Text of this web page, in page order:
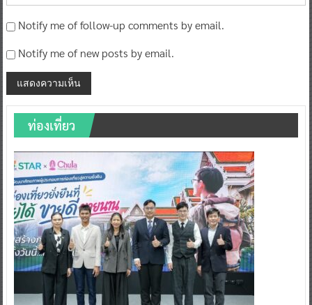
Notify me of follow-up comments by email.
Notify me of new posts by email.
ท่องเที่ยว